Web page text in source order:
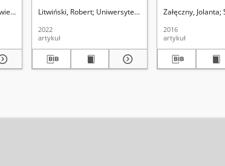
Curie-Skłodowskiej (Lublin). Instytut Historii
Krzysztof. Red. Uniwersytet Marii Curie-Skłodowskiej (Lublin).
Litwiński, Robert Uniwersytet Marii Curie-Skłodowskiej
2022
artykuł
Załęczny, Jolanta
2016
artykuł